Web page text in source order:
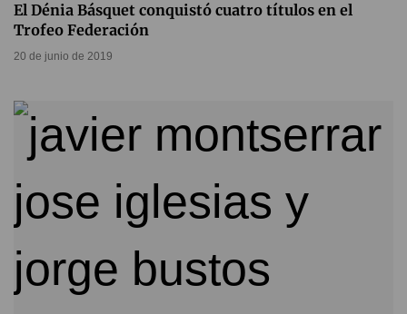
El Dénia Básquet conquistó cuatro títulos en el
Trofeo Federación
20 de junio de 2019